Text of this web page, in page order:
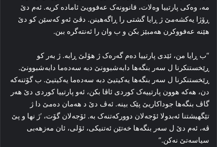
مه‌، وه‌کی پارتییا وه‌لات، قانوونه‌ک عه‌فوویێ ئاماده‌ کریه‌. ئه‌م دێ
ڕۆژا یه‌کشه‌مێ ژ ڕایا گشتی را ڕاگەهینن. دڤێ ئه‌و که‌سێن کو دێ
هێنە عه‌فووکرن هه‌مبێز بکن و ب وان را ئه‌نته‌گره‌ ببن.
“ب ڕایا من، ئێدی پارتییا ده‌م گه‌ره‌ک ژ هۆلێ ڕابه‌. ژ به‌ر کو
ڕێخستنکرنا ل سه‌ر بنگه‌ها دابه‌شبوونێ دبه‌ سه‌ده‌ما دابه‌شبوونێ.
ڕێخستنکرنا ل سه‌ر بنگه‌ها یه‌کیتیێ دبه‌ سه‌ده‌ما یه‌کیتیێ. ب گۆتنه‌که‌
دن، هه‌که‌ هوون پارتییه‌ک کوردی ئاڤا بکن، ئه‌و پارتییا کوردی دێ هه‌ر
گاڤ بنگه‌ها جوداکاریێ پێک بینه‌. ئه‌ڤ دێ د هه‌مان ده‌مێ دا ژ
تێگهیشتنا ئەبدولا ئۆجەلان دوورکه‌تنه‌ک به‌. ئۆجەلان گۆت، ‘ژ نها و پێ
ڤه‌، ئه‌م دێ ل سه‌ر بنگه‌ها خه‌تێن ئه‌تنیکی، ئۆلی، ئان مه‌زهه‌بی
سیاسه‌تێ نه‌کن.“